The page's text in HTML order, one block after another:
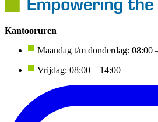
Kantooruren
Maandag t/m donderdag: 08:00
Vrijdag: 08:00 – 14:00